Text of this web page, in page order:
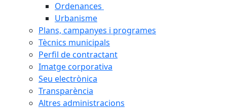
Ordenances
Urbanisme
Plans, campanyes i programes
Tècnics municipals
Perfil de contractant
Imatge corporativa
Seu electrònica
Transparència
Altres administracions